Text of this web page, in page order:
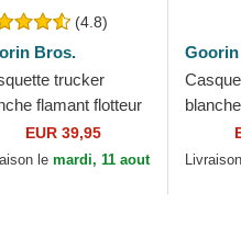
(4.8)
Bros.
trucker
flamant flotteur
Goorin Bros.
EUR 39,95
lemardi, 11 aout
Toxic
Farm